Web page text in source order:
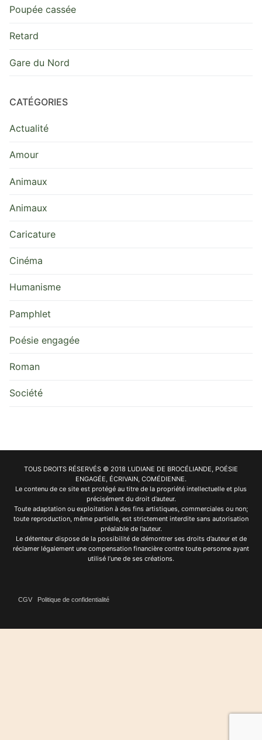
Poupée cassée
Retard
Gare du Nord
CATÉGORIES
Actualité
Amour
Animaux
Animaux
Caricature
Cinéma
Humanisme
Pamphlet
Poésie engagée
Roman
Société
TOUS DROITS RÉSERVÉS © 2018 LUDIANE DE BROCÉLIANDE, POÉSIE
ENGAGÉE, ÉCRIVAIN, COMÉDIENNE.
Le contenu de ce site est protégé au titre de la propriété intellectuelle et plus
précisément du droit d’auteur.
Toute adaptation ou exploitation à des fins artistiques, commerciales ou non;
toute reproduction, même partielle, est strictement interdite sans autorisation
préalable de l’auteur.
Le détenteur dispose de la possibilité de démontrer ses droits d’auteur et de
réclamer légalement une compensation financière contre toute personne ayant
utilisé l’une de ses créations.
CGV Politique de confidentialité